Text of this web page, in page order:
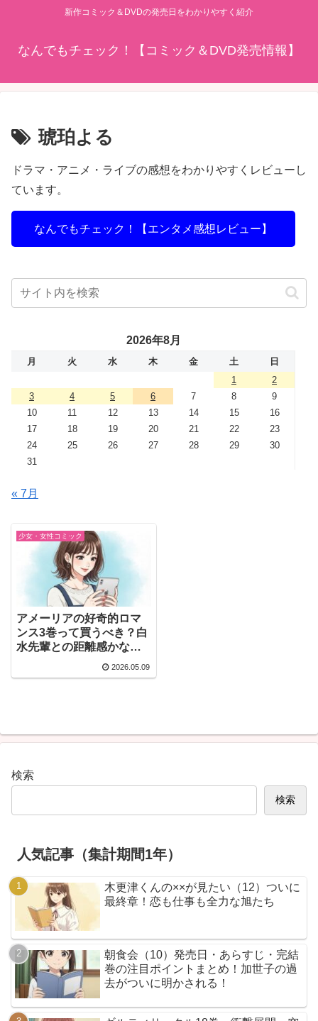
新作コミック＆DVDの発売日をわかりやすく紹介
なんでもチェック！【コミック＆DVD発売情報】
琥珀よる
ドラマ・アニメ・ライブの感想をわかりやすくレビューし
ています。
なんでもチェック！【エンタメ感想レビュー】
2026年8月
月 火 水 木 金 土
日
1
2
3
4 5 6 7 8
9
10
11 12 13 14 15
16
17
18 19 20 21 22
23
24
25 26 27 28 29
30
31
« 7月
少女・女性コミック
アメーリアの好奇的ロマ
ンス3巻って買うべき？白
水先輩との距離感かなり
2026.05.09
検索
検索
人気記事（集計期間1年）
木更津くんの××が見たい（12）ついに
最終章！恋も仕事も全力な旭たち
朝食会（10）発売日・あらすじ・完結
巻の注目ポイントまとめ！加世子の過
去がついに明かされる！